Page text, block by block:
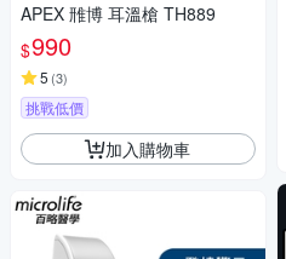
APEX 雃博 耳溫槍 TH889
$990
5 (3)
挑戰低價
加入購物車